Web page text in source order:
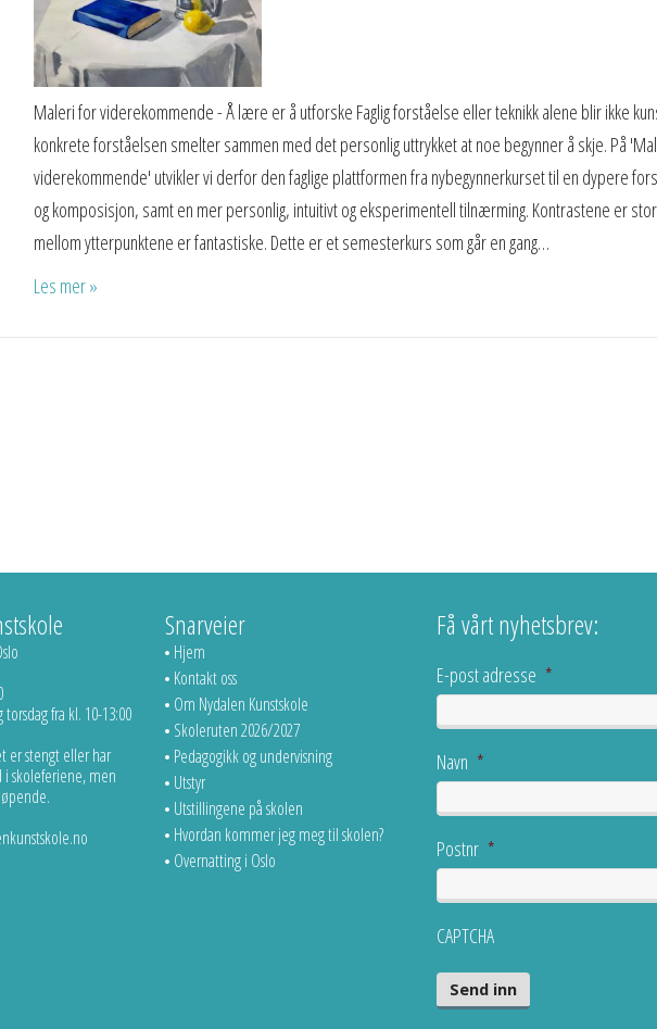
Maleri for viderekommende - Å lære er å utforske Faglig forståelse eller teknikk alene blir ikke
konkrete forståelsen smelter sammen med det personlig uttrykket at noe begynner å skje. På
viderekommende' utvikler vi derfor den faglige plattformen fra nybegynnerkurset til en dypere
og komposisjon, samt en mer personlig, intuitivt og eksperimentell tilnærming. Kontrastene er
mellom ytterpunktene er fantastiske. Dette er et semesterkurs som går en gang…
Les mer »
fra kl. 10-13:00
er stengt eller har
i skoleferiene, men
Snarveier
Hjem
Kontakt oss
Om Nydalen Kunstskole
Skoleruten 2026/2027
Pedagogikk og undervisning
Utstyr
Utstillingene på skolen
Hvordan kommer jeg meg til skolen?
Overnatting i Oslo
Få vårt nyhetsbrev:
E-post adresse *
Navn *
Postnr *
CAPTCHA